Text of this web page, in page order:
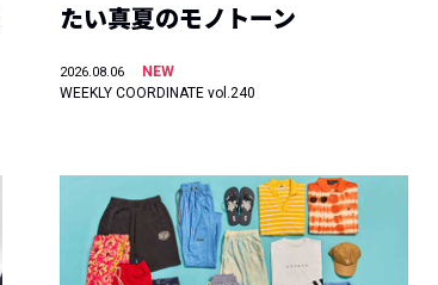
たい真夏のモノトーン
2026.08.06
NEW
WEEKLY COORDINATE vol.240